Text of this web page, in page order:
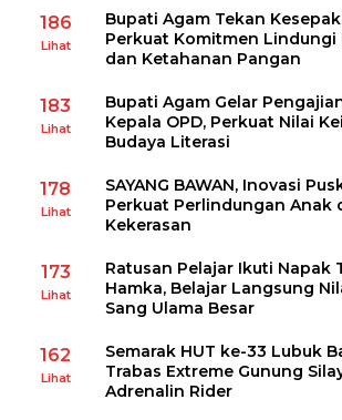
186
Lihat
Bupati Agam Tekan
Perkuat Komitmen Lindungi
dan Ketahanan Pangan
183
Lihat
Bupati Agam Gelar
Kepala OPD, Perkuat Nilai
Budaya Literasi
178
Lihat
SAYANG BAWAN, Inovasi
Perkuat Perlindungan Anak
Kekerasan
173
Lihat
Ratusan Pelajar Ikuti Napak
Hamka, Belajar Langsung
Sang Ulama Besar
162
Lihat
Semarak HUT ke-33 Lubuk
Trabas Extreme Gunung
Adrenalin Rider